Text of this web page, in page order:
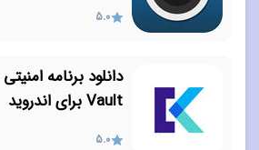
5.0
Vault برای اندروید
5.0